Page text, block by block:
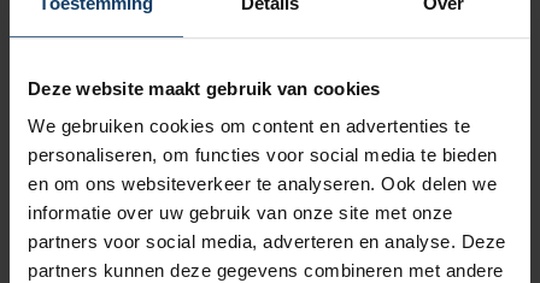
Deze website maakt gebruik van cookies
We gebruiken cookies om content en advertenties te
personaliseren, om functies voor social media te bieden
en om ons websiteverkeer te analyseren. Ook delen we
informatie over uw gebruik van onze site met onze
partners voor social media, adverteren en analyse. Deze
partners kunnen deze gegevens combineren met andere
verzekeringen geldt geen eigen risico.
Je kunt voor een medische keuring terecht bij
een (huis)arts.